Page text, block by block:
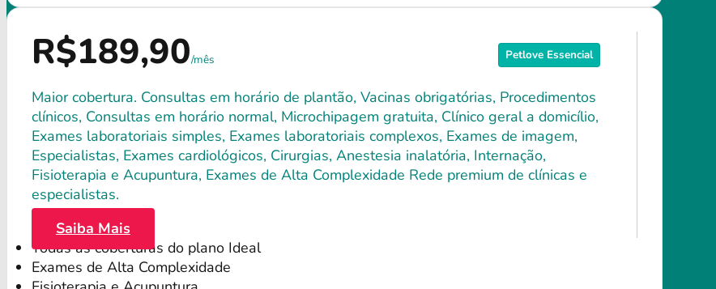
Petlove Essencial
R$189,90/mês
Maior cobertura. Consultas em horário de plantão, Vacinas obrigatórias, Procedimentos
clínicos, Consultas em horário normal, Microchipagem gratuita, Clínico geral a domicílio,
Exames laboratoriais simples, Exames laboratoriais complexos, Exames de imagem,
Especialistas, Exames cardiológicos, Cirurgias, Anestesia inalatória, Internação,
Fisioterapia e Acupuntura, Exames de Alta Complexidade Rede premium de clínicas e
especialistas.
Saiba Mais
Todas as coberturas do plano Ideal
Exames de Alta Complexidade